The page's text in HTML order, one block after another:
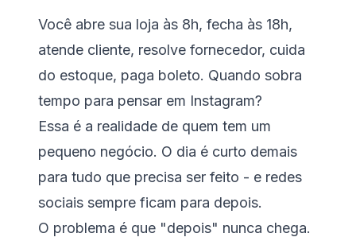
Você abre sua loja às 8h, fecha às 18h,
atende cliente, resolve fornecedor, cuida
do estoque, paga boleto. Quando sobra
tempo para pensar em Instagram?
Essa é a realidade de quem tem um
pequeno negócio. O dia é curto demais
para tudo que precisa ser feito - e redes
sociais sempre ficam para depois.
O problema é que "depois" nunca chega.